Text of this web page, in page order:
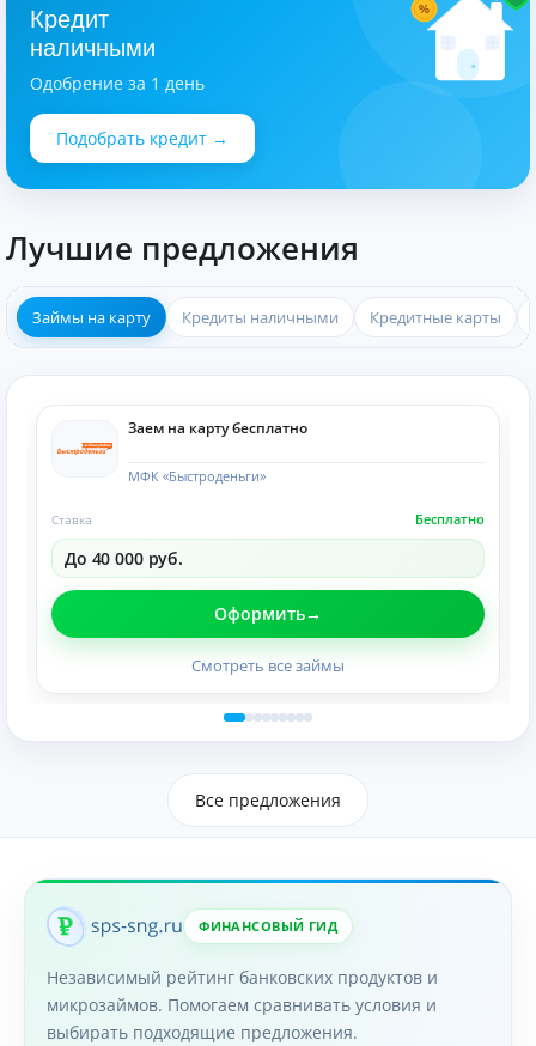
%
Кредит
наличными
Одобрение за 1 день
Подобрать кредит →
Лучшие предложения
Займы на карту Кредиты наличными Кредитные карты
Заем на карту бесплатно
МФК «Быстроденьги»
Бесплатно
Ставка
До 40 000 руб.
Оформить
Смотреть все займы
Все предложения
ФИНАНСОВЫЙ ГИД
Независимый рейтинг банковских продуктов и
микрозаймов. Помогаем сравнивать условия и
выбирать подходящие предложения.